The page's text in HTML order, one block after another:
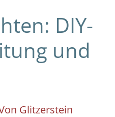
DIY-
und
Glitzerstein